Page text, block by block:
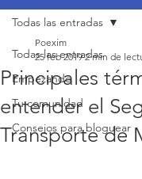
Todas las entradas
Empezando
Tu comunidad
Consejos para bloguear
Todas las entradas
Principales
entender el
Transporte de
Poexim
25 feb 2019 2 min de